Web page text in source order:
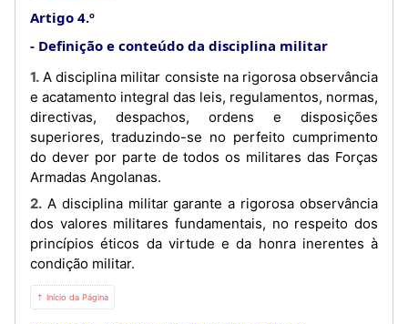
Artigo 4.º
Definição e conteúdo da disciplina militar
1. A disciplina militar consiste na rigorosa observância
e acatamento integral das leis, regulamentos, normas,
directivas, despachos, ordens e disposições
superiores, traduzindo-se no perfeito cumprimento
do dever por parte de todos os militares das Forças
Armadas Angolanas.
2. A disciplina militar garante a rigorosa observância
dos valores militares fundamentais, no respeito dos
princípios éticos da virtude e da honra inerentes à
condição militar.
⇡ Início da Página